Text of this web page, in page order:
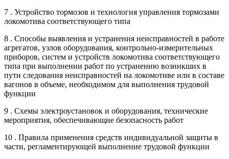
7 . Устройство тормозов и технология управления тормозами
локомотива соответствующего типа
8 . Способы выявления и устранения неисправностей в работе
агрегатов, узлов оборудования, контрольно-измерительных
приборов, систем и устройств локомотива соответствующего
типа при выполнении работ по устранению возникших в
пути следования неисправностей на локомотиве или в составе
вагонов в объеме, необходимом для выполнения трудовой
функции
9 . Схемы электроустановок и оборудования, технические
мероприятия, обеспечивающие безопасность работ
10 . Правила применения средств индивидуальной защиты в
части, регламентирующей выполнение трудовой функции